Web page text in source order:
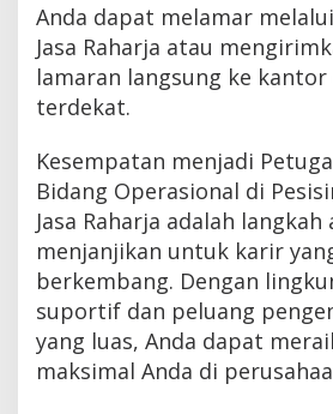
Anda dapat melamar
Jasa Raharja atau
lamaran langsung ke kantor
terdekat.
Kesempatan menjadi
Bidang Operasional di
Jasa Raharja adalah langkah
menjanjikan untuk karir
berkembang. Dengan
suportif dan peluang
yang luas, Anda dapat
maksimal Anda di